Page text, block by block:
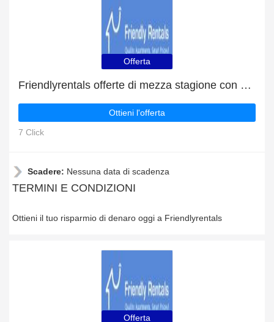
Offerta
Friendlyrentals offerte di mezza stagione con sconti fino al 5%
Ottieni l'offerta
7 Click
Scadere: Nessuna data di scadenza
TERMINI E CONDIZIONI
Ottieni il tuo risparmio di denaro oggi a Friendlyrentals
Offerta